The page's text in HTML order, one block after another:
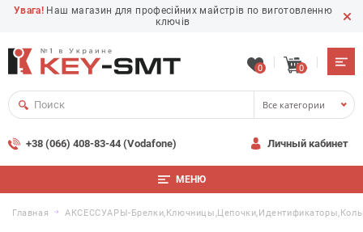
Увага! Наш магазин для професійних майстрів по виготовленню
ключів
0 0
Все категории
+38 (066) 408-83-44 (Vodafone) Личный кабинет
МЕНЮ
Главная АКСЕССУАРЫ-